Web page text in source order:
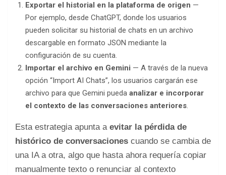
Exportar el historial en la plataforma de origen —
Por ejemplo, desde ChatGPT, donde los usuarios
pueden solicitar su historial de chats en un archivo
descargable en formato JSON mediante la
configuración de su cuenta.
Importar el archivo en Gemini — A través de la nueva
opción “Import AI Chats”, los usuarios cargarán ese
archivo para que Gemini pueda analizar e incorporar
el contexto de las conversaciones anteriores.
Esta estrategia apunta a evitar la pérdida de
histórico de conversaciones cuando se cambia de
una IA a otra, algo que hasta ahora requería copiar
manualmente texto o renunciar al contexto